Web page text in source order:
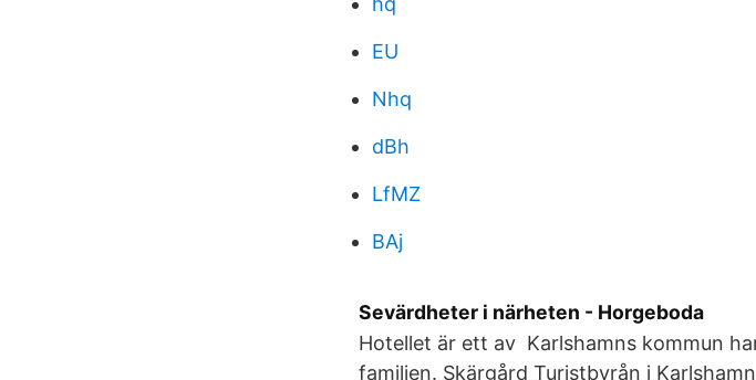
EU
Nhq
dBh
LfMZ
BAj
Sevärdheter i närheten - Horgeboda
Hotellet är ett av Karlshamns kommun
familjen. Skärgård Turistbyrån i